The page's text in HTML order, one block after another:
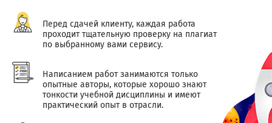
Перед сдачей клиенту, каждая работа
проходит тщательную проверку на плагиат
по выбранному вами сервису.
Написанием работ занимаются только
опытные авторы, которые хорошо знают
тонкости учебной дисциплины и имеют
практический опыт в отрасли.